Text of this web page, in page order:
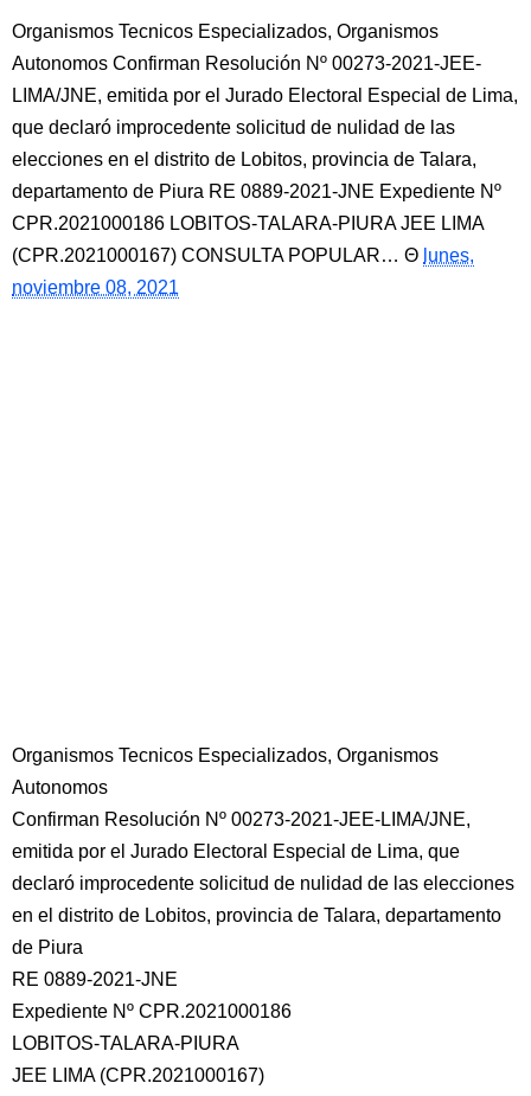
Organismos Tecnicos Especializados, Organismos
Autonomos Confirman Resolución Nº 00273-2021-JEE-
LIMA/JNE, emitida por el Jurado Electoral Especial de Lima,
que declaró improcedente solicitud de nulidad de las
elecciones en el distrito de Lobitos, provincia de Talara,
departamento de Piura RE 0889-2021-JNE Expediente Nº
CPR.2021000186 LOBITOS-TALARA-PIURA JEE LIMA
(CPR.2021000167) CONSULTA POPULAR…
lunes,
noviembre 08, 2021
Organismos Tecnicos Especializados, Organismos
Autonomos
Confirman Resolución Nº 00273-2021-JEE-LIMA/JNE,
emitida por el Jurado Electoral Especial de Lima, que
declaró improcedente solicitud de nulidad de las elecciones
en el distrito de Lobitos, provincia de Talara, departamento
de Piura
RE 0889-2021-JNE
Expediente Nº CPR.2021000186
LOBITOS-TALARA-PIURA
JEE LIMA (CPR.2021000167)